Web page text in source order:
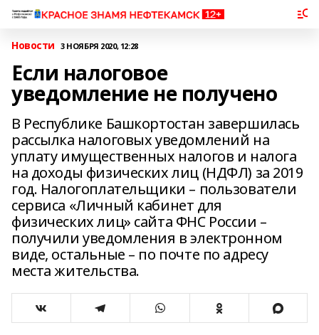
Новости 3 НОЯБРЯ 2020, 12:28
Если налоговое
уведомление не получено
В Республике Башкортостан завершилась
рассылка налоговых уведомлений на
уплату имущественных налогов и налога
на доходы физических лиц (НДФЛ) за 2019
год. Налогоплательщики – пользователи
сервиса «Личный кабинет для
физических лиц» сайта ФНС России –
получили уведомления в электронном
виде, остальные – по почте по адресу
места жительства.